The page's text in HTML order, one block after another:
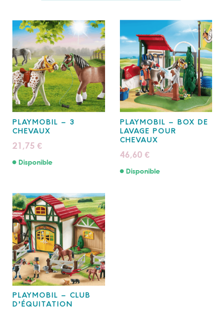
PLAYMOBIL – 3
CHEVAUX
21,75 €
Disponible
PLAYMOBIL – BOX DE
LAVAGE POUR
CHEVAUX
46,60 €
Disponible
PLAYMOBIL – CLUB
D’ÉQUITATION